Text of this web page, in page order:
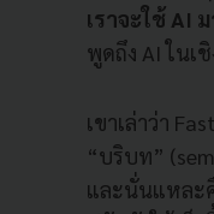
เราจะใช้ AI
พูดถึง AI ใน
เขาเล่าว่า
“บริบท”
และนั่นแหละ